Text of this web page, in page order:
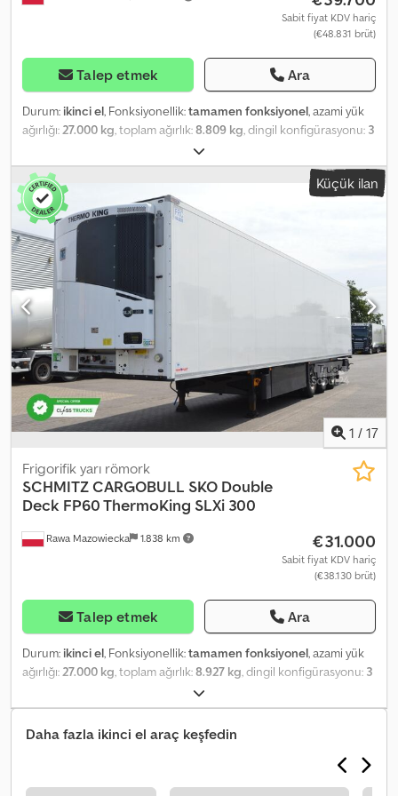
Sabit fiyat KDV hariç
(€48.831 brüt)
Talep etmek Ara
Durum: ikinci el, Fonksiyonellik:tamamen fonksiyonel, azami yük
ağırlığı: 27.000 kg , toplam ağırlık:8.809 kg , dingil konfigürasyonu: 3
, toplam uzunluk:
genişlik:2.600 mm, süspansiyon:hava, renk:beyaz, Üretim yılı:
2022, Donanım:
hidrolik direksiyon, soğutma ünitesi, tam servis
geçmişi, Teknik Özellikler FP 60 SMART. THERMO KING SLXi 300 -
50, BlueBox, OptiSet ve Modulation özellikli. CargoWatch için 2
adet sıcaklık sensörü. FP çift kanatlı izole arka kapı, NX17 köpük
dolgulu, çift paslanmaz çelik kilitli, mekanik. Cihazın arkasında
kapak tutuculu, kılıflı ve çekmeceli plastik alet kutusu. SCHMITZ
siyah plastik yakıt deposu 245 lt, 1 dolum ağzı; Biyodizel uyumlu.
Lastikler 385/65 R22,5. Toplam uzunluk - 13.550 mm. Römorkun
toplam genişliği: 2.600 mm. Toplam yükseklik (yüksüz) – 4.000 mm.
36 Euro veya 24 ISO palet için palet rafı. ROTOS SCB şasi (disk
frenli). Lastik Bilgileri Ön sol - 5 mm Ön sağ - 5 mm Orta sol - 5 mm
Orta sağ - 5 mm Arka sol - 5 mm Chedpfezrdr Ssx Aftsa Arka sağ - 5
mm
Küçük ilan
1 / 17
Rawa Mazowiecka 1.838 km
Frigorifik yarı römork
SCHMITZ CARGOBULL SKO Double
Deck FP60 ThermoKing SLXi 300
€31.000
Sabit fiyat KDV hariç
(€38.130 brüt)
Talep etmek Ara
Durum: ikinci el, Fonksiyonellik:tamamen fonksiyonel, azami yük
ağırlığı:27.000 kg, toplam ağırlık:8.927 kg, dingil konfigürasyonu: 3
, toplam uzunluk:
genişlik:2.600 mm, süspansiyon:hava, renk:beyaz, Üretim yılı:
2020
, Donanım: hidrolik direksiyon, soğutma ünitesi, tam servis
, teknik özellikler Soğutma ünitesi – THERMO KING SLXi
300, dizel ve elektrikli Aks üreticisi - SCB Tam hava süspansiyonu
Arka kısımda 4 çelik kilitleme çubuğuyla yalıtımlı çift kanatlı kapılar
Daha fazla ikinci el araç keşfedin